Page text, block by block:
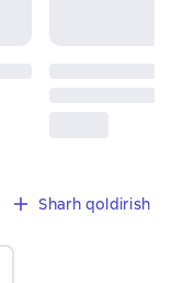
Sharh qoldirish